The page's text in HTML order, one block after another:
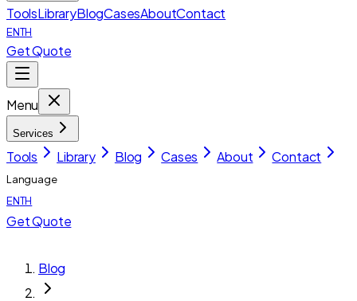
ToolsLibraryBlogCasesAboutContact
ENTH
Get Quote
Menu
Services
Tools Library Blog Cases About Contact
Language
ENTH
Get Quote
Blog